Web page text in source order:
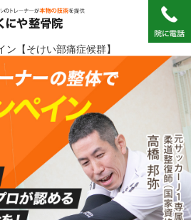
ン【そけい部痛症候群】